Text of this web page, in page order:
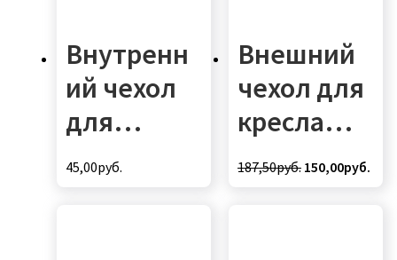
Внутренн
ий чехол
для
кресла
45,00руб.
Внешний
чехол для
кресла
груши
187,50руб. 150,00руб.